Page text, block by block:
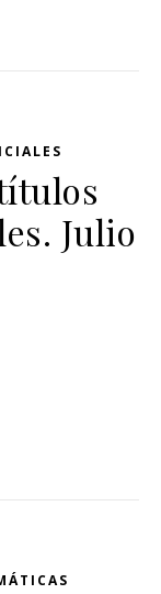
Julio